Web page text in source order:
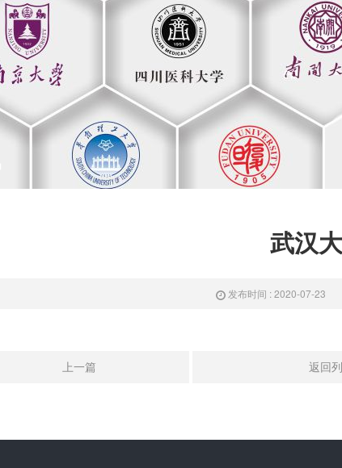
武汉
发布时间 : 2020-07-23
上一篇 返回